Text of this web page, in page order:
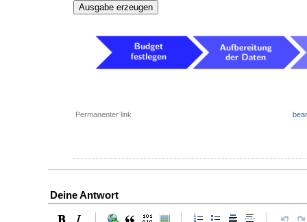
Ausgabe erzeugen
Permanenter link
Deine Antwort